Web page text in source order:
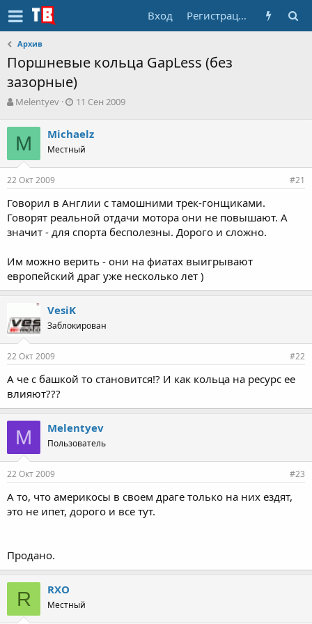
Вход Регистрация
Архив
Поршневые кольца GapLess (без
зазорные)
А
т
о
р
т
е
ы
Melentyev
Д
а
н
л
а
11 Сен 2009
M Michaelz
Местный
22 Окт 2009 #21
Говорил в Англии с тамошними трек-гонщиками.
Говорят реальной отдачи мотора они не повышают. А
значит - для спорта бесполезны. Дорого и сложно.
Им можно верить - они на фиатах выигрывают
европейский драг уже несколько лет )
VesiK
Заблокирован
22 Окт 2009 #22
А че с башкой то становится!? И как кольца на ресурс ее
влияют???
M Melentyev
Пользователь
22 Окт 2009 #23
А то, что америкосы в своем драге только на них ездят,
это не ипет, дорого и все тут.
Продано.
R RXO
Местный